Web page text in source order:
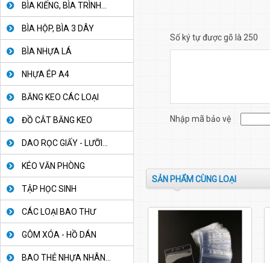
BÌA KIẾNG, BÌA TRÌNH...
BÌA HỘP, BÌA 3 DÂY
BÌA NHỰA LÁ
NHỰA ÉP A4
BĂNG KEO CÁC LOẠI
ĐỒ CẮT BĂNG KEO
DAO RỌC GIẤY - LƯỠI...
KÉO VĂN PHÒNG
TẬP HỌC SINH
CÁC LOẠI BAO THƯ
GÔM XÓA - HỒ DÁN
BAO THẺ NHỰA NHÂN...
Số ký tự được gõ là 250
Nhập mã bảo vệ
SẢN PHẨM CÙNG LOẠI